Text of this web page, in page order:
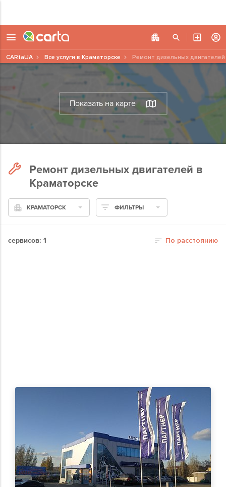
Показать на карте
CARtaUA Все услуги в Краматорске Ремонт дизельных двигателей
Ремонт дизельных двигателей в
Краматорске
КРАМАТОРСК ФИЛЬТРЫ
сервисов: 1 По расстоянию